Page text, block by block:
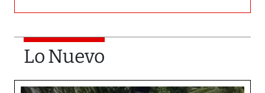
Lo Nuevo